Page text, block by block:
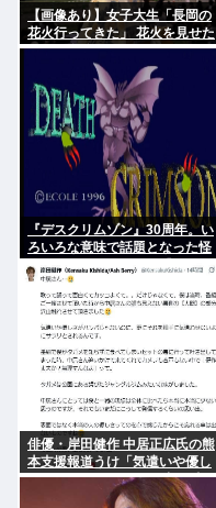
【画像あり】女子大生「長岡の
花火行ってきた」 花火を見せた
いのか自分を見せたいのかどっ
『デスクリムゾン』30周年。い
ろいろな意味で話題となった怪
作ガンシューティング『デスク
リムゾン』の思い出
俳優・岸田健作 中居正広氏の熊
本支援報道うけ「気遣いや優し
さがハンパじゃない」 中居氏と
の思い出を回顧